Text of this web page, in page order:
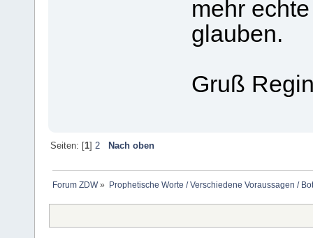
mehr
glauben.
Gruß
Seiten: [1] 2 Nach oben
Forum ZDW» Prophetische Worte / Verschiedene Voraussagen /